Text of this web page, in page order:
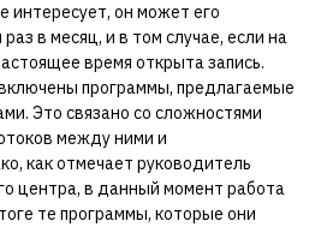
интересует, он может его
в месяц, и в том случае, если на
время открыта запись.
программы, предлагаемые
Это связано со сложностями
между ними и
как отмечает руководитель
центра, в данный момент работа
те программы, которые они